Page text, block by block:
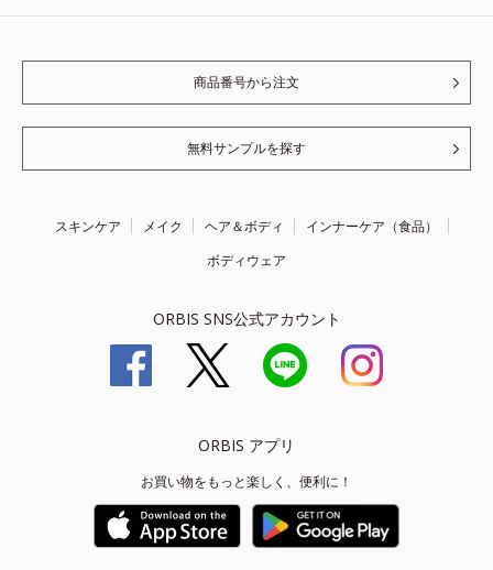
商品番号から注文
無料サンプルを探す
スキンケア メイク ヘア＆ボディ
インナーケア（食品）
ボディウェア
ORBIS SNS公式アカウント
ORBIS アプリ
お買い物をもっと楽しく、便利に！